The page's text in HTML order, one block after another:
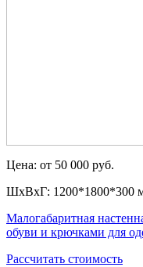
Цена: от 50 000 руб.
ШxВxГ: 1200*1800*300
Малогабаритная
обуви и крючками для
Рассчитать стоимость